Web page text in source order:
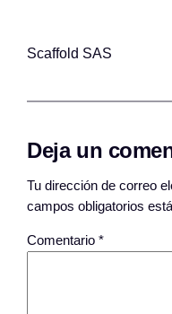
Scaffold SAS
Deja un
Tu dirección de correo
campos obligatorios
Comentario*